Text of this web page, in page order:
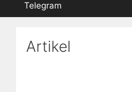
Telegram
Artikel